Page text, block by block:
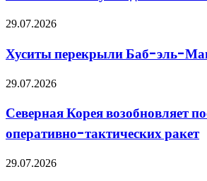
новых
Хуситы
Баб-
эль-
пролив
29.07.2026
Хуситы перекрыли Баб-эль-
Северная
возобновляет
поставку
в
оперативно-
29.07.2026
Северная Корея возобновляет
оперативно-тактических ракет
Брат,
29.07.2026